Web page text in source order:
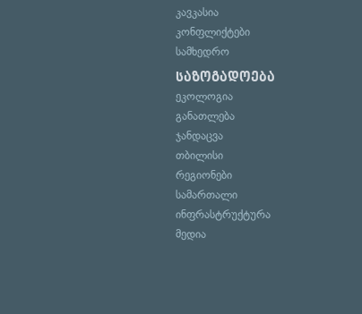
კავკასია
კონფლიქტები
სამხედრო
საზოგადოება
ეკოლოგია
განათლება
ჯანდაცვა
თბილისი
რეგიონები
სამართალი
ინფრასტრუქტურა
მედია